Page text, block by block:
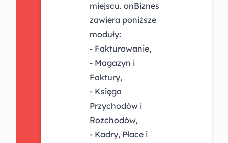
miejscu. onBiznes
zawiera poniższe
moduły:
- Fakturowanie,
- Magazyn i
Faktury,
- Księga
Przychodów i
Rozchodów,
- Kadry, Płace i